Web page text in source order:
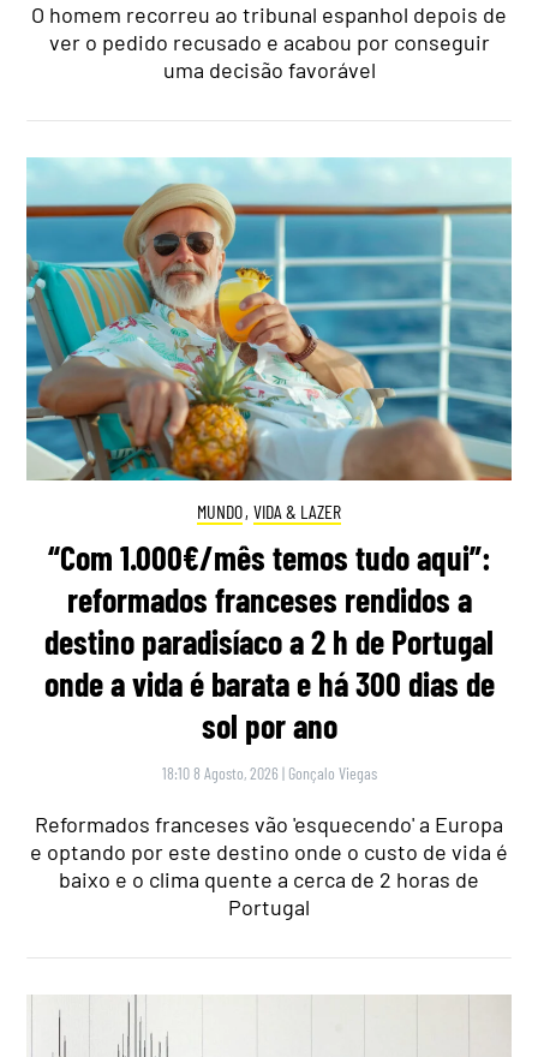
O homem recorreu ao tribunal espanhol depois de
ver o pedido recusado e acabou por conseguir
uma decisão favorável
MUNDO, VIDA & LAZER
“Com 1.000€/mês temos tudo aqui”:
reformados franceses rendidos a
destino paradisíaco a 2 h de Portugal
onde a vida é barata e há 300 dias de
sol por ano
18:10 8 Agosto, 2026 | Gonçalo Viegas
Reformados franceses vão 'esquecendo' a Europa
e optando por este destino onde o custo de vida é
baixo e o clima quente a cerca de 2 horas de
Portugal